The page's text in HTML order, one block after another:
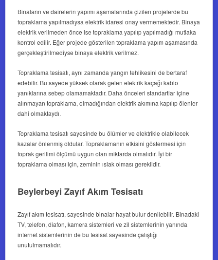
Binaların ve dairelerin yapımı aşamalarında çizilen projelerde bu
topraklama yapılmadıysa elektrik idaresi onay vermemektedir. Binaya
elektrik verilmeden önce ise topraklama yapılıp yapılmadığı mutlaka
kontrol edilir. Eğer projede gösterilen topraklama yapım aşamasında
gerçekleştirilmediyse binaya elektrik verilmez.
Topraklama tesisatı, aynı zamanda yangın tehlikesini de bertaraf
edebilir. Bu sayede yüksek olarak gelen elektrik kaçağı kablo
yanıklarına sebep olamamaktadır. Daha önceleri standartlar içine
alınmayan topraklama, olmadığından elektrik akımına kapılıp ölenler
dahi olmaktaydı.
Topraklama tesisatı sayesinde bu ölümler ve elektrikle olabilecek
kazalar önlenmiş oldular. Topraklamanın etkisini göstermesi için
toprak gerilimi ölçümü uygun olan miktarda olmalıdır. İyi bir
topraklama olması için, zeminin ıslak olması gereklidir.
Beylerbeyi Zayıf Akım Tesisatı
Zayıf akım tesisatı, sayesinde binalar hayat bulur denilebilir. Binadaki
TV, telefon, diafon, kamera sistemleri ve zil sistemlerinin yanında
internet sistemlerinin de bu tesisat sayesinde çalıştığı
unutulmamalıdır.